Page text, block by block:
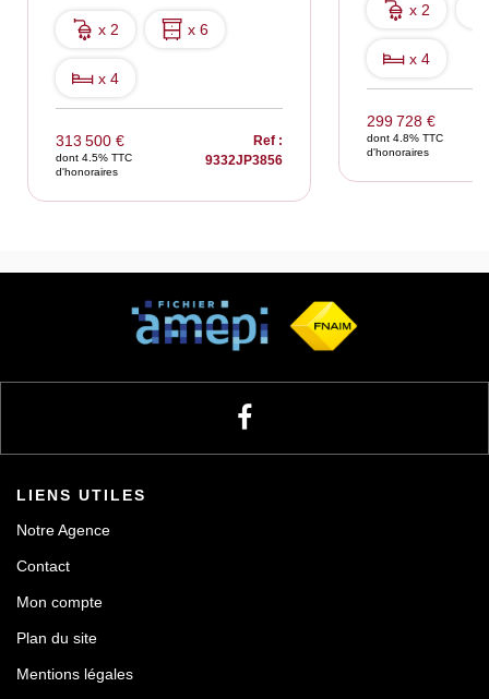
x 2 x 6
x 4
313 500 €
dont 4.5% TTC
d'honoraires
Ref :
9332JP3856
x 2
x 4
299 728 €
dont 4.8% TTC
d'honoraires
LIENS UTILES
Notre Agence
Contact
Mon compte
Plan du site
Mentions légales